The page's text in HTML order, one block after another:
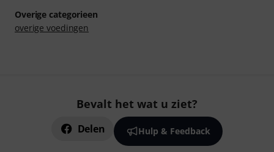
Overige categorieen
overige voedingen
Bevalt het wat u ziet?
Delen Hulp & Feedback